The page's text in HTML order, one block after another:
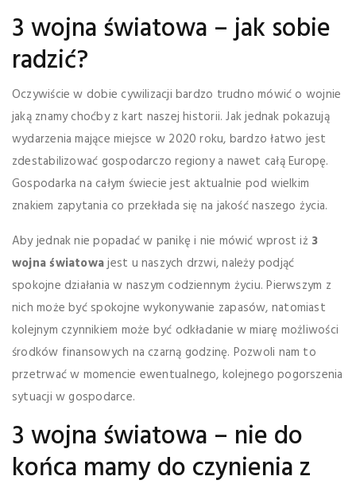
3 wojna światowa – jak sobie
radzić?
Oczywiście w dobie cywilizacji bardzo trudno mówić o wojnie
jaką znamy choćby z kart naszej historii. Jak jednak pokazują
wydarzenia mające miejsce w 2020 roku, bardzo łatwo jest
zdestabilizować gospodarczo regiony a nawet całą Europę.
Gospodarka na całym świecie jest aktualnie pod wielkim
znakiem zapytania co przekłada się na jakość naszego życia.
Aby jednak nie popadać w panikę i nie mówić wprost iż 3
wojna światowajest u naszych drzwi, należy podjąć
spokojne działania w naszym codziennym życiu. Pierwszym z
nich może być spokojne wykonywanie zapasów, natomiast
kolejnym czynnikiem może być odkładanie w miarę możliwości
środków finansowych na czarną godzinę. Pozwoli nam to
przetrwać w momencie ewentualnego, kolejnego pogorszenia
sytuacji w gospodarce.
3 wojna światowa – nie do
końca mamy do czynienia z